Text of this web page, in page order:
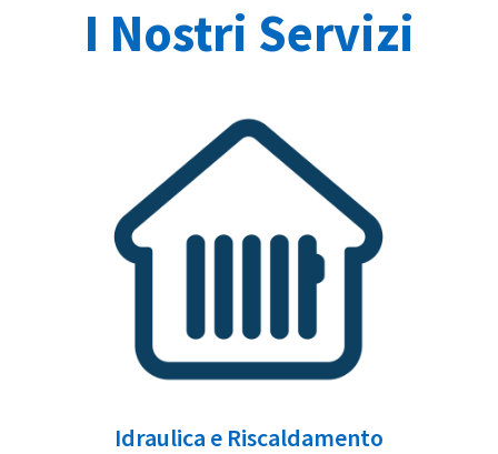
I Nostri Servizi
Idraulica e Riscaldamento